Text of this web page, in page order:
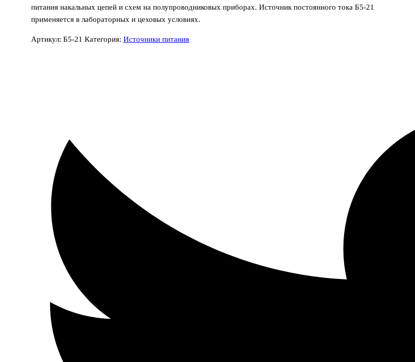
питания накальных цепей и схем на полупроводниковых приборах. Источник постоянного тока Б5-21
применяется в лабораторных и цеховых условиях.
Артикул:Б5-21 Категория:Источники питания